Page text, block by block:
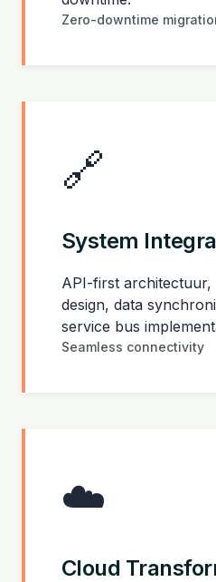
Zero-downtime
🔗
System
API-first architectuur,
design, data
service bus
Seamless connectivity
☁️
Cloud